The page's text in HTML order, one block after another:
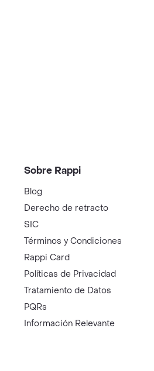
Sobre Rappi
Blog
Derecho de retracto
SIC
Términos y Condiciones
Rappi Card
Políticas de Privacidad
Tratamiento de Datos
PQRs
Información Relevante